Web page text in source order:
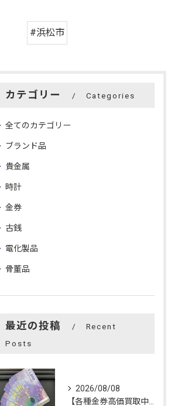
#浜松市
カテゴリー Categories
全てのカテゴリー
ブランド品
貴金属
時計
金券
古銭
電化製品
骨董品
最近の投稿
Recent
Posts
2026/08/08